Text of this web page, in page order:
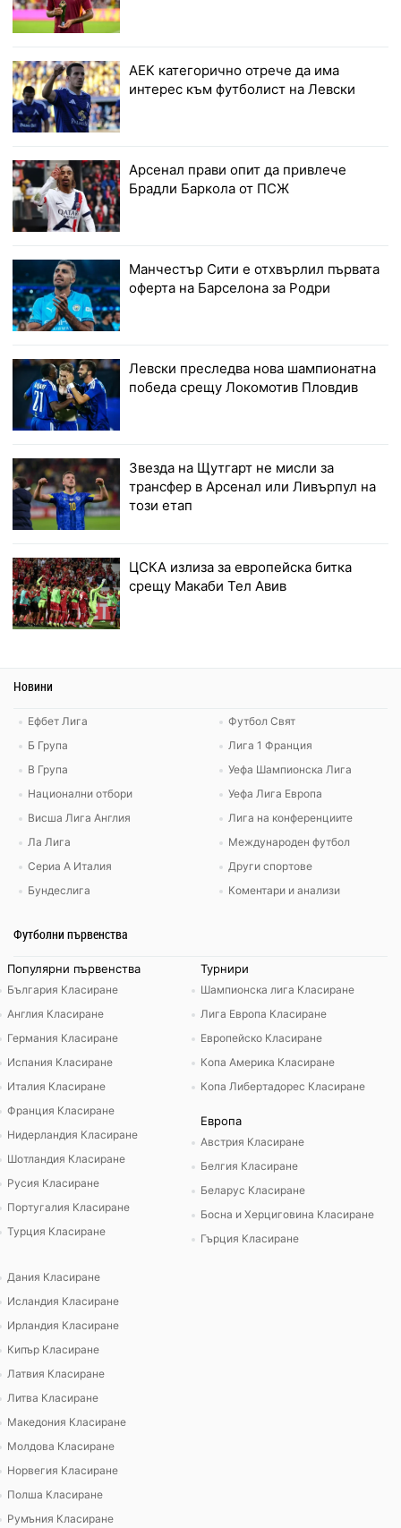
АЕК категорично отрече да има
интерес към футболист на Левски
Арсенал прави опит да привлече
Брадли Баркола от ПСЖ
Манчестър Сити е отхвърлил първата
оферта на Барселона за Родри
Левски преследва нова шампионатна
победа срещу Локомотив Пловдив
Звезда на Щутгарт не мисли за
трансфер в Арсенал или Ливърпул на
този етап
ЦСКА излиза за европейска битка
срещу Макаби Тел Авив
Новини
Ефбет Лига
Б Група
В Група
Национални отбори
Висша Лига Англия
Ла Лига
Сериа А Италия
Бундеслига
Футбол Свят
Лига 1 Франция
Уефа Шампионска Лига
Уефа Лига Европа
Лига на конференциите
Международен футбол
Други спортове
Коментари и анализи
Футболни първенства
Популярни първенства
България Класиране
Англия Класиране
Германия Класиране
Испания Класиране
Италия Класиране
Франция Класиране
Нидерландия Класиране
Шотландия Класиране
Русия Класиране
Португалия Класиране
Турция Класиране
Турнири
Шампионска лига Класиране
Лига Европа Класиране
Европейско Класиране
Копа Америка Класиране
Копа Либертадорес Класиране
Европа
Австрия Класиране
Белгия Класиране
Беларус Класиране
Босна и Херциговина Класиране
Гърция Класиране
Дания Класиране
Исландия Класиране
Ирландия Класиране
Кипър Класиране
Латвия Класиране
Литва Класиране
Македония Класиране
Молдова Класиране
Норвегия Класиране
Полша Класиране
Румъния Класиране